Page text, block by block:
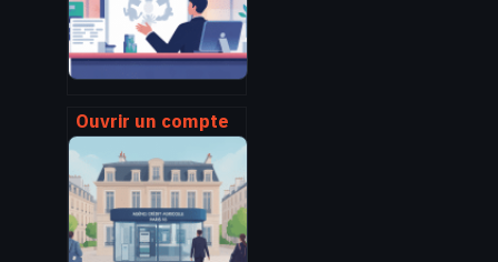
Ouvrir un compte
démarches,
conditions et choix
du bon compte